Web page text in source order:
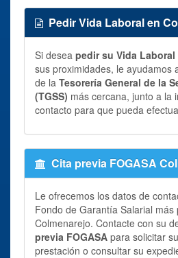
Pedir Vida Laboral en
Si desea pedir su Vida Laboral
sus proximidades, le ayudamos
de la Tesorería General de la
(TGSS) más cercana, junto a la
contacto para que pueda
Cita previa FOGASA
Le ofrecemos los datos de
Fondo de Garantía Salarial más
Colmenarejo. Contacte con su
previa FOGASA para solicitar
prestación o consultar su